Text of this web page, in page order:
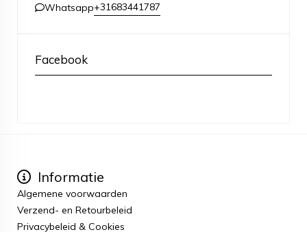
Whatsapp+31683441787
Facebook
Informatie
Algemene voorwaarden
Verzend- en Retourbeleid
Privacybeleid & Cookies